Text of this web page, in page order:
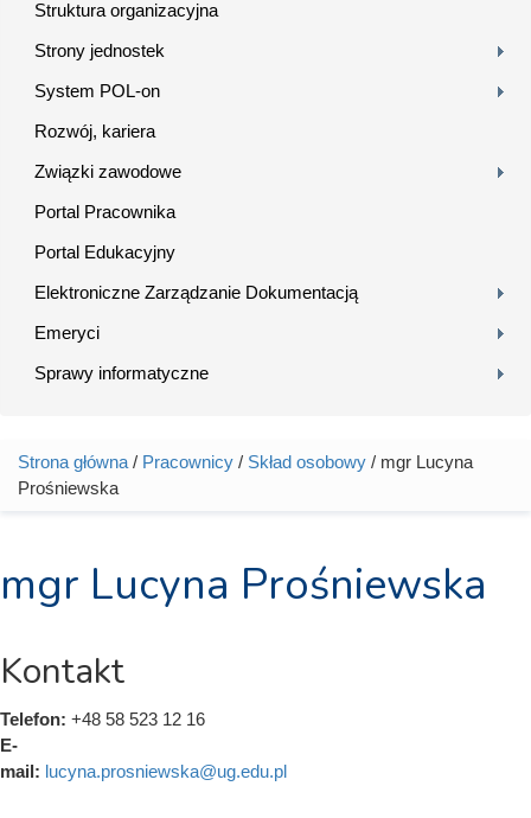
Struktura organizacyjna
Strony jednostek
System POL-on
Rozwój, kariera
Związki zawodowe
Portal Pracownika
Portal Edukacyjny
Elektroniczne Zarządzanie Dokumentacją
Emeryci
Sprawy informatyczne
Jesteś tutaj
Strona główna / Pracownicy / Skład osobowy / mgr Lucyna
Prośniewska
mgr Lucyna Prośniewska
Kontakt
Telefon: +48 58 523 12 16
E-
mail: lucyna.prosniewska@ug.edu.pl